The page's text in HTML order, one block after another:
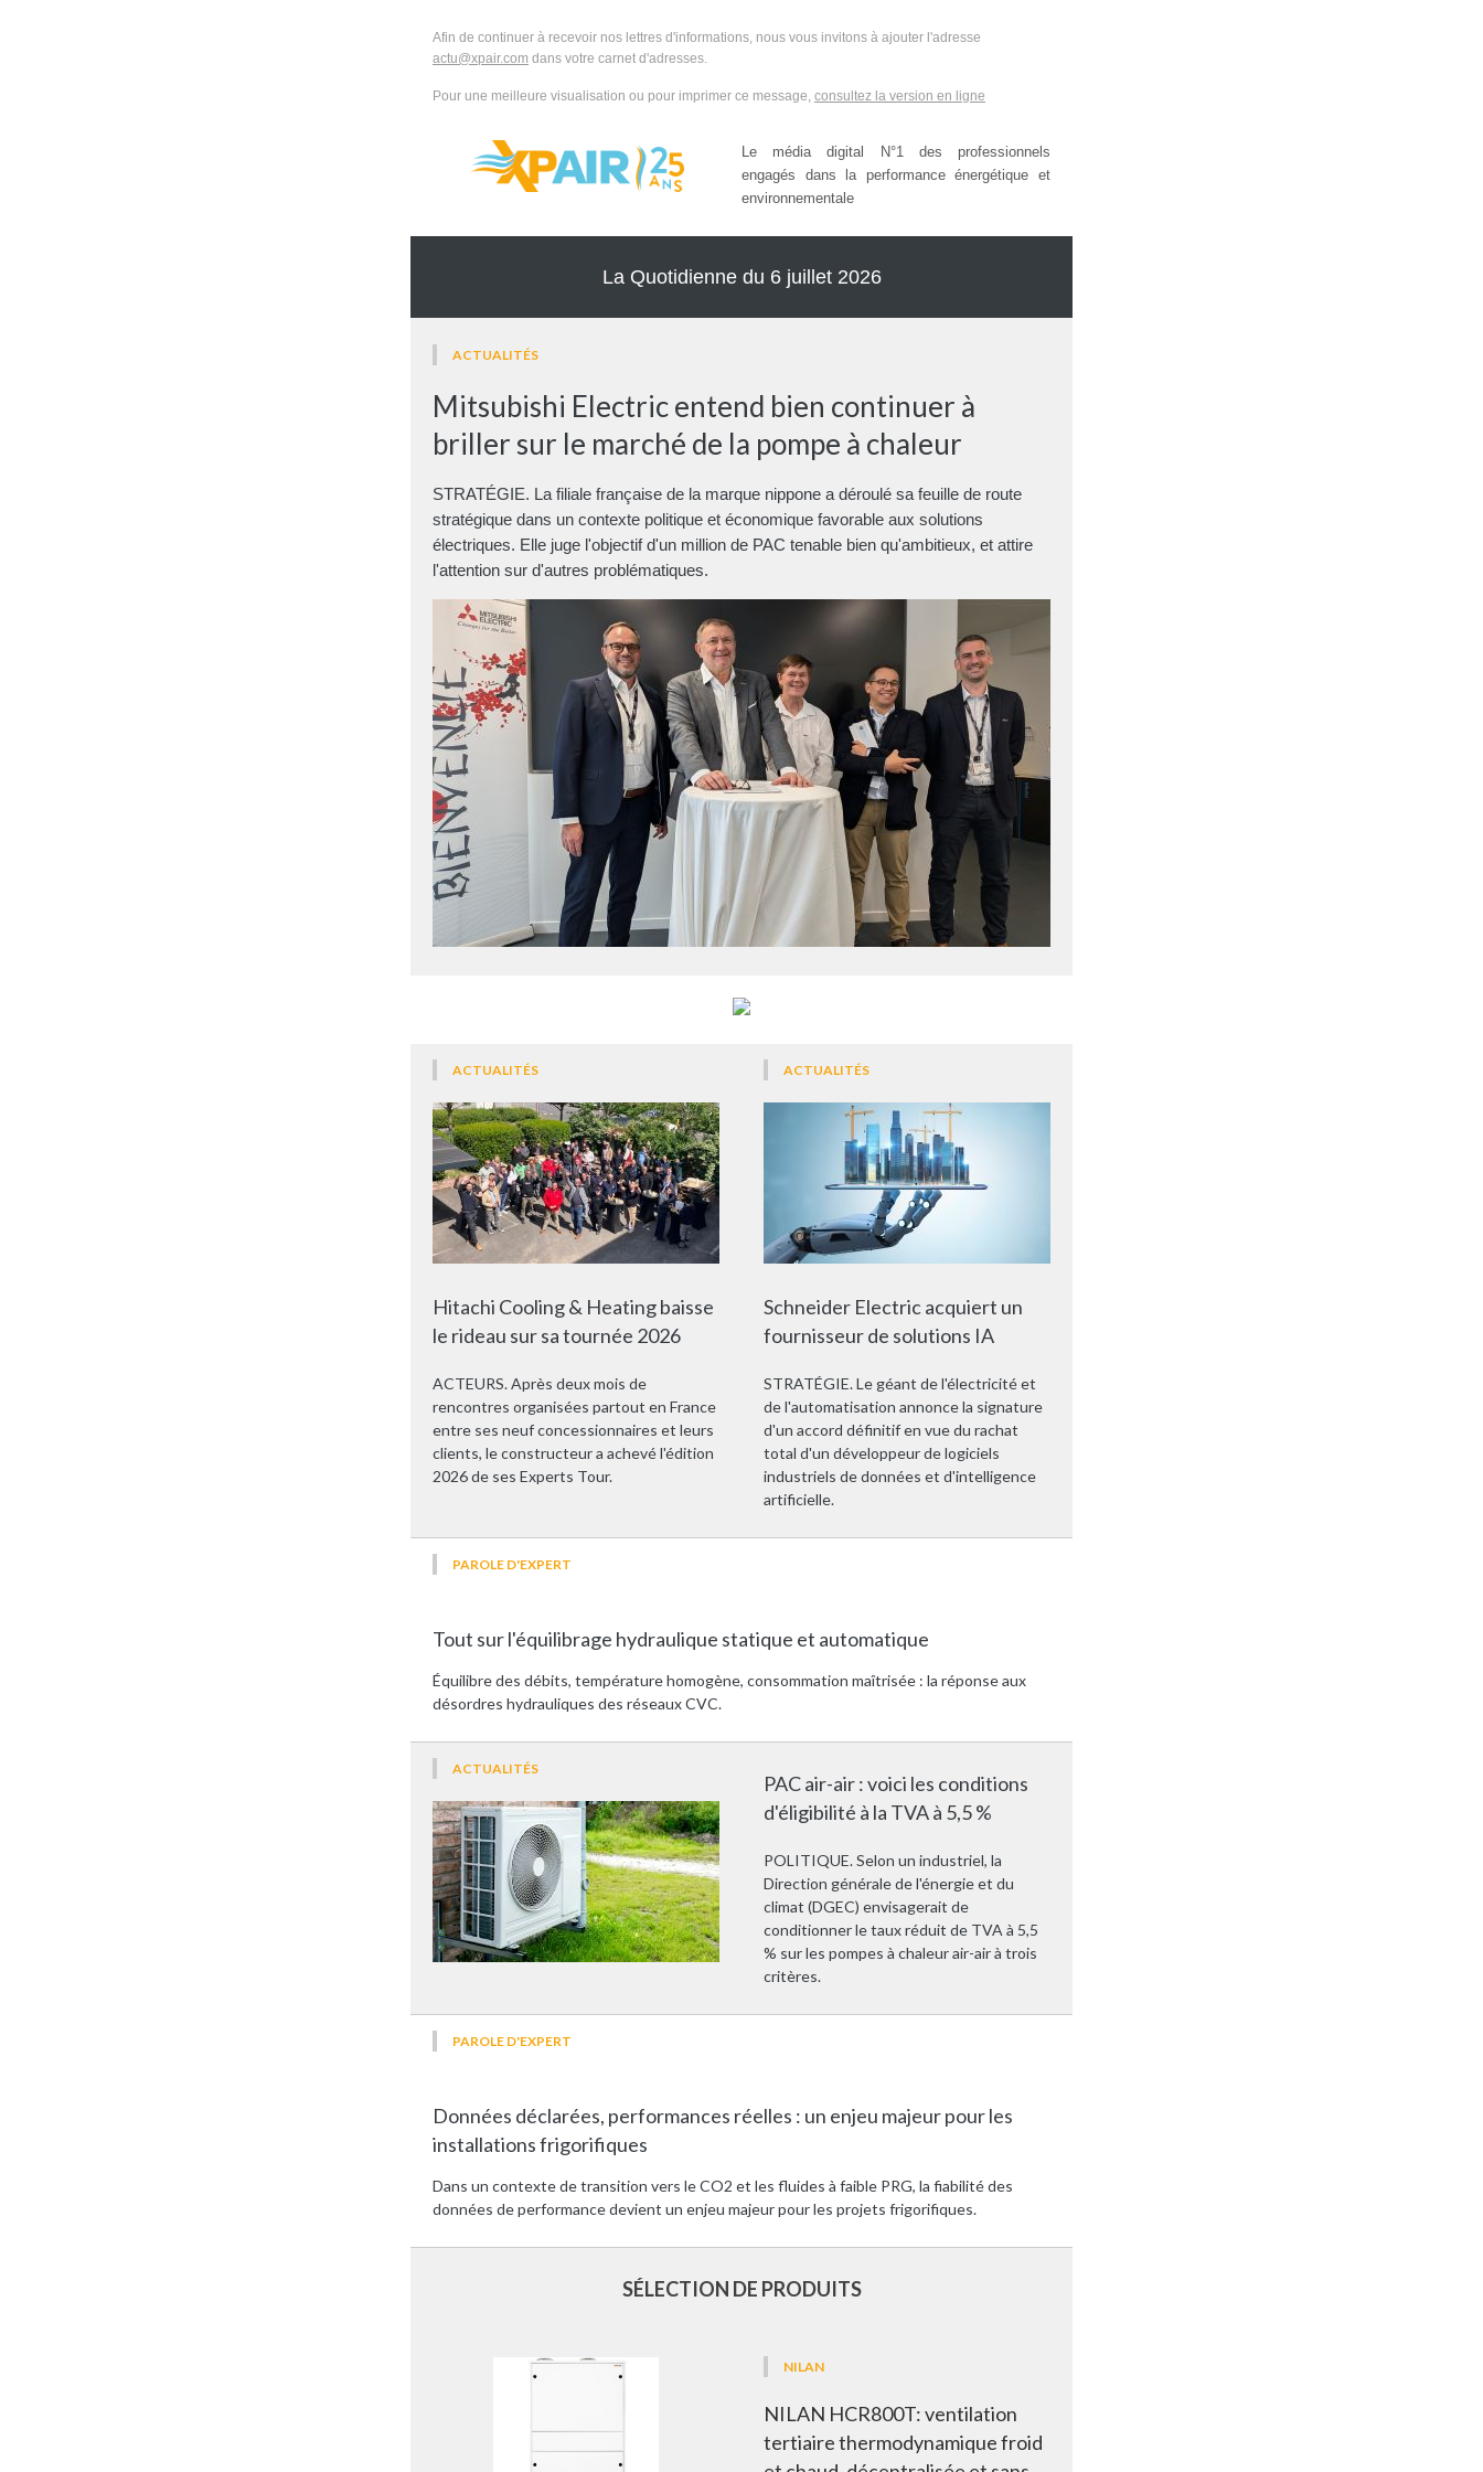
Afin de continuer à recevoir nos lettres d'informations, nous vous invitons à ajouter l'adresse
actu@xpair.com dans votre carnet d'adresses.
Pour une meilleure visualisation ou pour imprimer ce message, consultez la version en ligne
Le média digital N°1 des professionnels
engagés dans la performance énergétique et
environnementale
La Quotidienne du 6 juillet 2026
ACTUALITÉS
Mitsubishi Electric entend bien continuer à
briller sur le marché de la pompe à chaleur
STRATÉGIE. La filiale française de la marque nippone a déroulé sa feuille de route
stratégique dans un contexte politique et économique favorable aux solutions
électriques. Elle juge l'objectif d'un million de PAC tenable bien qu'ambitieux, et attire
l'attention sur d'autres problématiques.
ACTUALITÉS
Hitachi Cooling & Heating baisse
le rideau sur sa tournée 2026
ACTEURS. Après deux mois de
rencontres organisées partout en France
entre ses neuf concessionnaires et leurs
clients, le constructeur a achevé l'édition
2026 de ses Experts Tour.
ACTUALITÉS
Schneider Electric acquiert un
fournisseur de solutions IA
STRATÉGIE. Le géant de l'électricité et
de l'automatisation annonce la signature
d'un accord définitif en vue du rachat
total d'un développeur de logiciels
industriels de données et d'intelligence
artificielle.
PAROLE D'EXPERT
Tout sur l'équilibrage hydraulique statique et automatique
Équilibre des débits, température homogène, consommation maîtrisée : la réponse aux
désordres hydrauliques des réseaux CVC.
ACTUALITÉS
PAC air-air : voici les conditions
d'éligibilité à la TVA à 5,5 %
POLITIQUE. Selon un industriel, la
Direction générale de l'énergie et du
climat (DGEC) envisagerait de
conditionner le taux réduit de TVA à 5,5
% sur les pompes à chaleur air-air à trois
critères.
PAROLE D'EXPERT
Données déclarées, performances réelles : un enjeu majeur pour les
installations frigorifiques
Dans un contexte de transition vers le CO2 et les fluides à faible PRG, la fiabilité des
données de performance devient un enjeu majeur pour les projets frigorifiques.
SÉLECTION DE PRODUITS
NILAN
NILAN HCR800T: ventilation
tertiaire thermodynamique froid